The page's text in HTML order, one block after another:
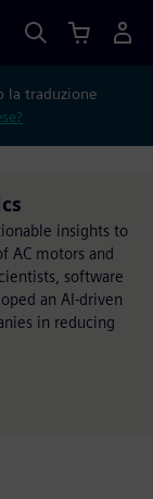
la traduzione
insights to
AC motors and
software
an AI-driven
in reducing